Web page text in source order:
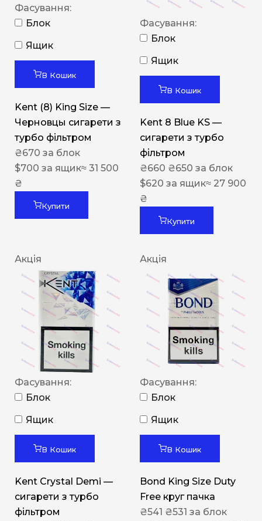
Фасування:
Блок
Ящик
В Кошик
Kent (8) King Size —
Черновцы сигарети з
турбо фільтром
₴670 за блок
$700 за ящик≈ 31 500
₴
Купити
Фасування:
Блок
Ящик
В Кошик
Kent 8 Blue KS —
сигарети з турбо
фільтром
₴660 ₴650 за блок
$620 за ящик≈ 27 900
₴
Купити
Акція
Фасування:
Блок
Ящик
В Кошик
Kent Crystal Demi —
сигарети з турбо
фільтром
Акція
Фасування:
Блок
Ящик
В Кошик
Bond King Size Duty
Free круг пачка
₴541 ₴531 за блок